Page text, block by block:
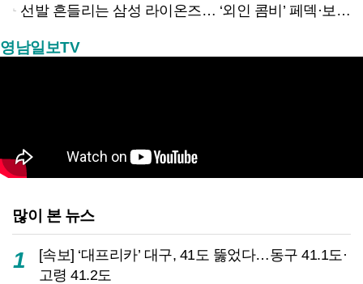
선발 흔들리는 삼성 라이온즈… ‘외인 콤비’ 페덱·보스 반등 절실
영남일보TV
많이 본 뉴스
1
[속보] ‘대프리카’ 대구, 41도 뚫었다…동구 41.1도·
고령 41.2도